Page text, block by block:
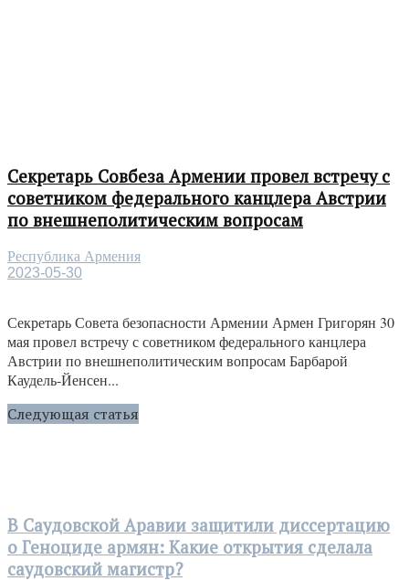
Секретарь Совбеза Армении провел встречу с
советником федерального канцлера Австрии
по внешнеполитическим вопросам
Республика Армения
2023-05-30
Секретарь Совета безопасности Армении Армен Григорян 30
мая провел встречу с советником федерального канцлера
Австрии по внешнеполитическим вопросам Барбарой
Каудель-Йенсен...
Следующая статья
В Саудовской Аравии защитили диссертацию
о Геноциде армян: Какие открытия сделала
саудовский магистр?